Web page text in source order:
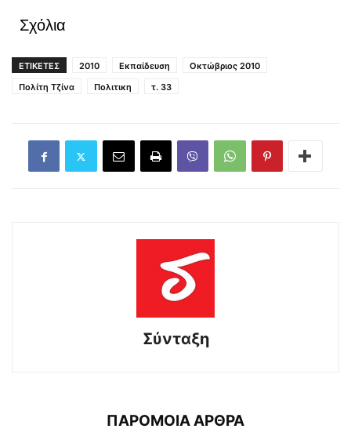
Σχόλια
ΕΤΙΚΕΤΕΣ 2010 Εκπαίδευση
Οκτώβριος 2010
Πολίτη Τζίνα
Πολιτικη τ. 33
Σύνταξη
ΠΑΡΟΜΟΙΑ ΑΡΘΡΑ